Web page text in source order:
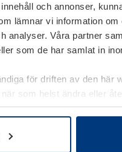
och annonser,
lämnar vi information om
analyser. Våra partner
som de har samlat in
för driften av den här
som helst ändra eller